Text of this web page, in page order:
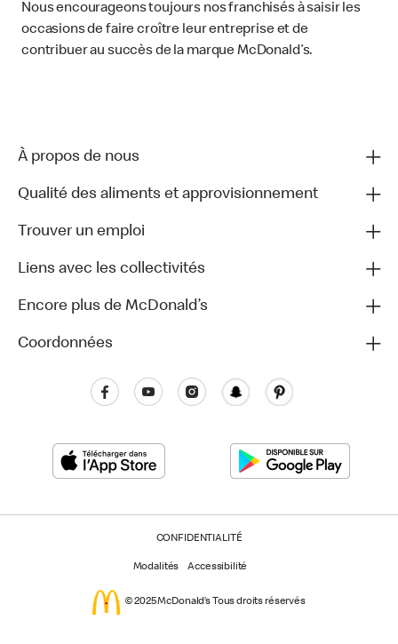
Nous encourageons toujours nos franchisés à saisir les
occasions de faire croître leur entreprise et de
contribuer au succès de la marque McDonald’s.
À propos de nous
Qualité des aliments et approvisionnement
Trouver un emploi
Liens avec les collectivités
Encore plus de McDonald’s
Coordonnées
CONFIDENTIALITÉ
Modalités Accessibilité
© 2025 McDonald’s Tous droits réservés